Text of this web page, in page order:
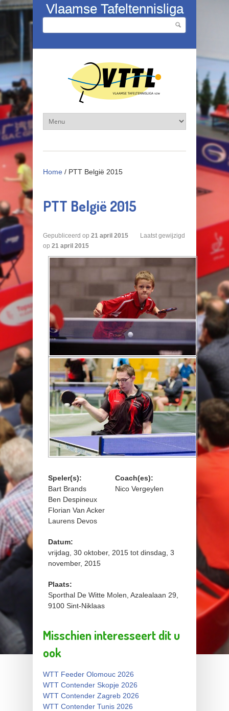
Overslaan en naar de inhoud gaan
Vlaamse Tafeltennisliga
Zoekveld
Home / PTT België 2015
PTT België 2015
Gepubliceerd op 21 april 2015
Laatst gewijzigd
op 21 april 2015
Speler(s):
Bart Brands
Ben Despineux
Florian Van Acker
Laurens Devos
Coach(es):
Nico Vergeylen
Datum:
vrijdag, 30 oktober, 2015 tot dinsdag, 3
november, 2015
Plaats:
Sporthal De Witte Molen, Azalealaan 29,
9100 Sint-Niklaas
Misschien interesseert dit u
ook
WTT Feeder Olomouc 2026
WTT Contender Skopje 2026
WTT Contender Zagreb 2026
WTT Contender Tunis 2026